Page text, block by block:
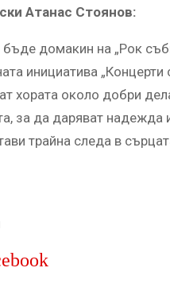
Атанас Стоянов:
бъде домакин на „Рок
инициатива
хората около добри
за да даряват надежда
трайна следа в